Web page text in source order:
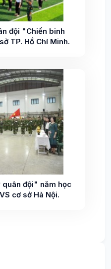
đội "Chiến binh
TP. Hồ Chí Minh.
đội" năm học
cơ sở Hà Nội.